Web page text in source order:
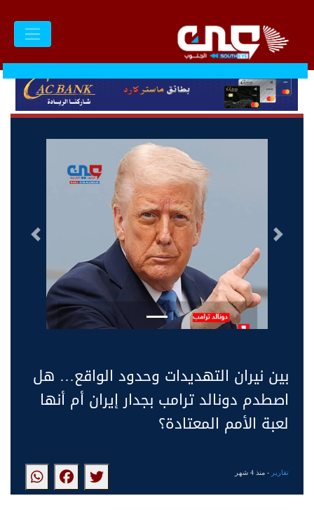
التالى السابق
بين نيران التهديدات وحدود الواقع… هل
اصطدم دونالد ترامب بجدار إيران أم أنها
لعبة الأمم المعتادة؟
تقارير - منذ 4 شهر